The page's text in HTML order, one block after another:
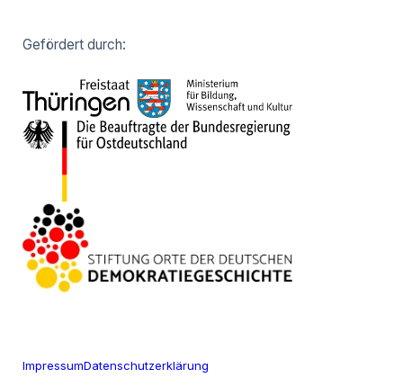
Gefördert durch:
ImpressumDatenschutzerklärung